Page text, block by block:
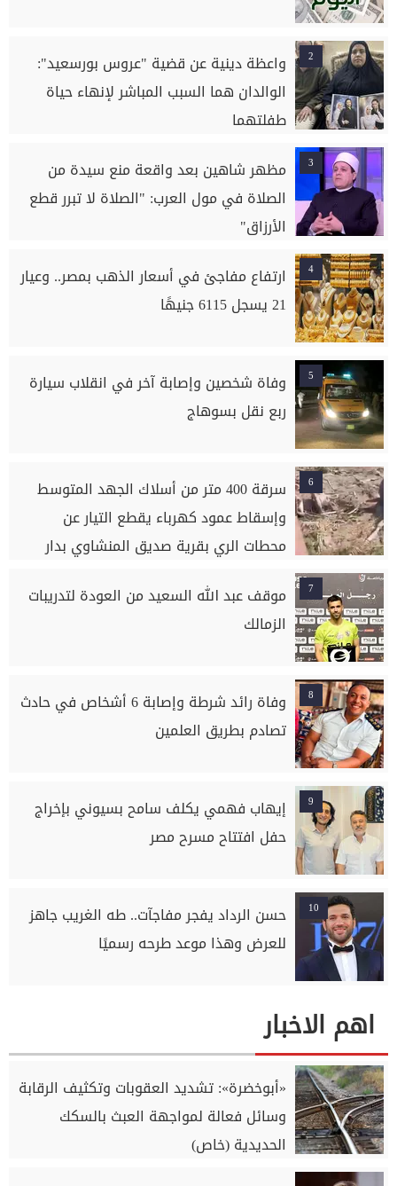
2
واعظة دينية عن قضية "عروس بورسعيد":
الوالدان هما السبب المباشر لإنهاء حياة
طفلتهما
3
مظهر شاهين بعد واقعة منع سيدة من
الصلاة في مول العرب: "الصلاة لا تبرر قطع
الأرزاق"
4
ارتفاع مفاجئ في أسعار الذهب بمصر.. وعيار
21 يسجل 6115 جنيهًا
5
وفاة شخصين وإصابة آخر في انقلاب سيارة
ربع نقل بسوهاج
6
سرقة 400 متر من أسلاك الجهد المتوسط
وإسقاط عمود كهرباء يقطع التيار عن
محطات الري بقرية صديق المنشاوي بدار
7
موقف عبد الله السعيد من العودة لتدريبات
الزمالك
8
وفاة رائد شرطة وإصابة 6 أشخاص في حادث
تصادم بطريق العلمين
9
إيهاب فهمي يكلف سامح بسيوني بإخراج
حفل افتتاح مسرح مصر
10
حسن الرداد يفجر مفاجآت.. طه الغريب جاهز
للعرض وهذا موعد طرحه رسميًا
اهم الاخبار
«أبوخضرة»: تشديد العقوبات وتكثيف الرقابة
وسائل فعالة لمواجهة العبث بالسكك
الحديدية (خاص)